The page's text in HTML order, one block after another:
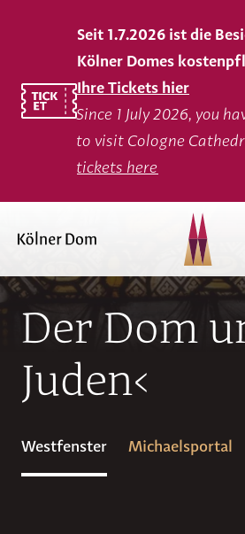
Seit 1.7.2026 ist die
Kölner Domes
Ihre Tickets hier
Since 1 July 2026, you
to visit Cologne
tickets here
Der Dom
Juden‹
Westfenster Michaelsportal